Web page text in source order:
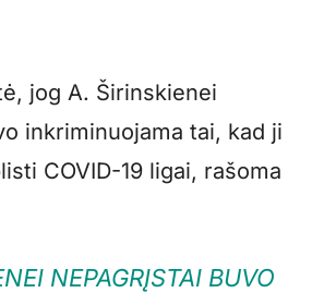
jog A. Širinskienei
inkriminuojama tai, kad ji
COVID-19 ligai, rašoma
NEPAGRĮSTAI BUVO